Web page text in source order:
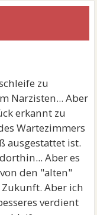
zu
Narzisten... Aber
erkannt zu
Wartezimmers
ausgestattet ist.
Aber es
den "alten"
Aber ich
verdient